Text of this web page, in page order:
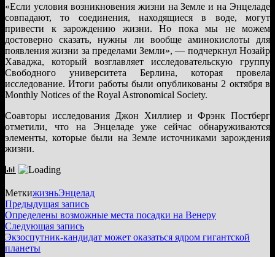
«Если условия возникновения жизни на Земле и на Энцеладе
совпадают, то соединения, находящиеся в воде, могут
привести к зарождению жизни. Но пока мы не можем
достоверно сказать, нужны ли вообще аминокислоты для
появления жизни за пределами Земли», — подчеркнул Нозайр
Хаваджа, который возглавляет исследовательскую группу
Свободного университета Берлина, которая провела
исследование. Итоги работы были опубликованы 2 октября в
Monthly Notices of the Royal Astronomical Society.
Соавторы исследования Джон Хиллиер и Фрэнк Постберг
отметили, что на Энцеладе уже сейчас обнаруживаются
элементы, которые были на Земле источниками зарождения
жизни.
МеткижизньЭнцелад
Навигация
по
записям
Предыдущая записьПредыдущая
запись:
Определены возможные места посадки на Венеру
Следующая записьСледующая
запись:
Экзоспутник-кандидат может оказаться ядром гигантской
планеты